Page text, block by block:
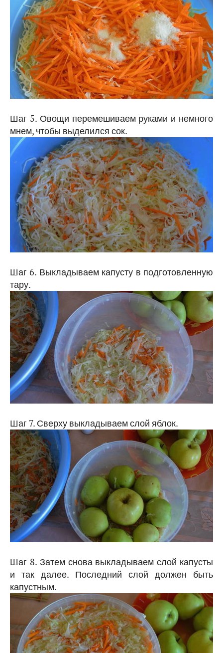
Шаг 5. Овощи перемешиваем руками и немного
мнем, чтобы выделился сок.
Шаг 6. Выкладываем капусту в подготовленную
тару.
Шаг 7. Сверху выкладываем слой яблок.
Шаг 8. Затем снова выкладываем слой капусты
и так далее. Последний слой должен быть
капустным.